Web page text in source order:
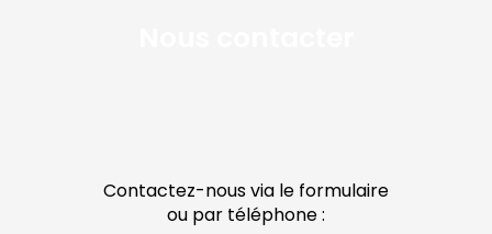
Contactez-nous via le formulaire
ou par téléphone :